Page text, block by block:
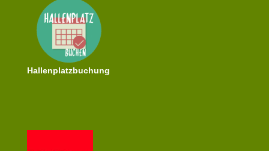
Hallenplatzbuchung